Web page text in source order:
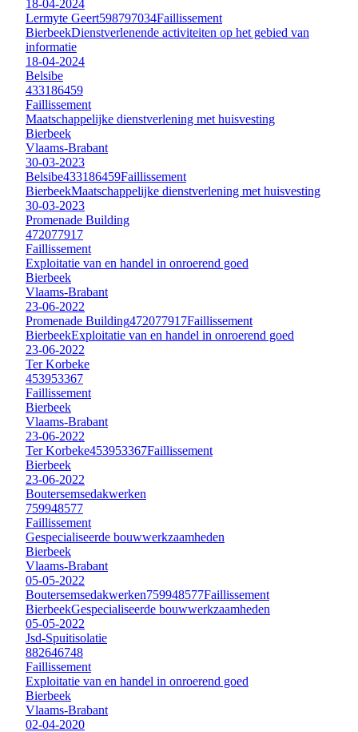
18-04-2024
Lermyte Geert598797034Faillissement
BierbeekDienstverlenende activiteiten op het gebied van
informatie
18-04-2024
Belsibe
433186459
Faillissement
Maatschappelijke dienstverlening met huisvesting
Bierbeek
Vlaams-Brabant
30-03-2023
Belsibe433186459Faillissement
BierbeekMaatschappelijke dienstverlening met huisvesting
30-03-2023
Promenade Building
472077917
Faillissement
Exploitatie van en handel in onroerend goed
Bierbeek
Vlaams-Brabant
23-06-2022
Promenade Building472077917Faillissement
BierbeekExploitatie van en handel in onroerend goed
23-06-2022
Ter Korbeke
453953367
Faillissement
Bierbeek
Vlaams-Brabant
23-06-2022
Ter Korbeke453953367Faillissement
Bierbeek
23-06-2022
Boutersemsedakwerken
759948577
Faillissement
Gespecialiseerde bouwwerkzaamheden
Bierbeek
Vlaams-Brabant
05-05-2022
Boutersemsedakwerken759948577Faillissement
BierbeekGespecialiseerde bouwwerkzaamheden
05-05-2022
Jsd-Spuitisolatie
882646748
Faillissement
Exploitatie van en handel in onroerend goed
Bierbeek
Vlaams-Brabant
02-04-2020